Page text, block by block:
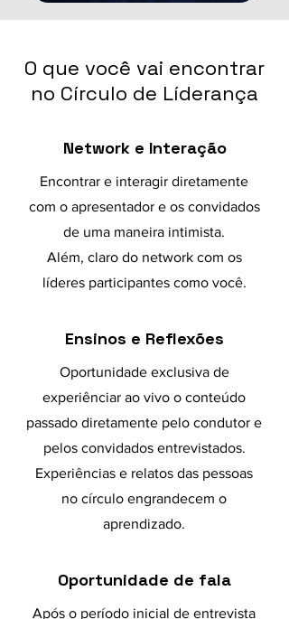
O que você vai encontrar
no Círculo de Líderança
Network e Interação
Encontrar e interagir diretamente
com o apresentador e os convidados
de uma maneira intimista.
Além, claro do network com os
líderes participantes como você.
Ensinos e Reflexões
Oportunidade exclusiva de
experiênciar ao vivo o conteúdo
passado diretamente pelo condutor e
pelos convidados entrevistados.
Experiências e relatos das pessoas
no círculo engrandecem o
aprendizado.
Oportunidade de fala
Após o período inicial de entrevista